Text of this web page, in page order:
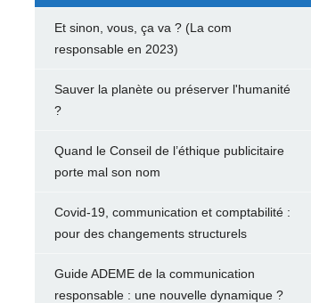
Et sinon, vous, ça va ? (La com
responsable en 2023)
Sauver la planète ou préserver l'humanité
?
Quand le Conseil de l’éthique publicitaire
porte mal son nom
Covid-19, communication et comptabilité :
pour des changements structurels
Guide ADEME de la communication
responsable : une nouvelle dynamique ?